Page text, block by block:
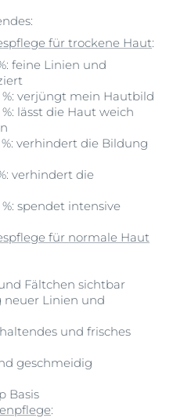
für trockene Haut:
feine Linien und
%: verjüngt mein Hautbild
lässt die Haut weich
%: verhindert die Bildung
verhindert die
%: spendet intensive
für normale Haut
Fältchen sichtbar
neuer Linien und
und frisches
geschmeidig
Basis
: